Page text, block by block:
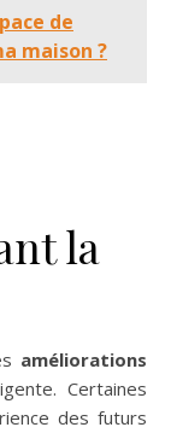
de
maison ?
la
améliorations
Certaines
des futurs